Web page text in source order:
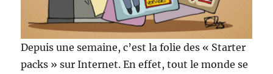
Depuis une semaine, c’est la folie des « Starter
packs » sur Internet. En effet, tout le monde se